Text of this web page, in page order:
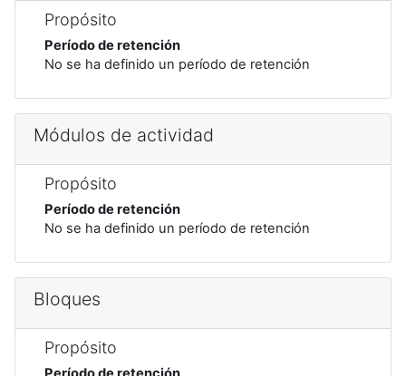
Propósito
Período de retención
No se ha definido un período de retención
Módulos de actividad
Propósito
Período de retención
No se ha definido un período de retención
Bloques
Propósito